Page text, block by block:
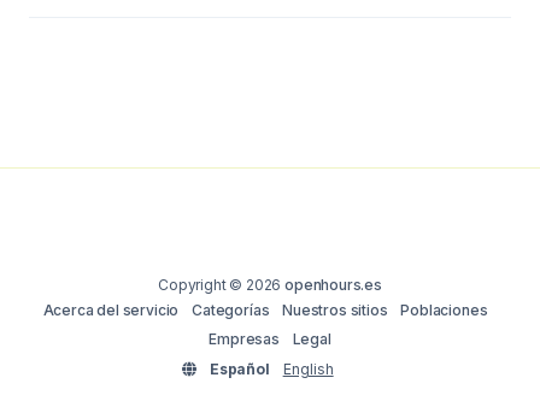
Copyright © 2026openhours.es
Acerca del servicio
Categorías Nuestros sitios
Poblaciones
Empresas
Legal
Español
English